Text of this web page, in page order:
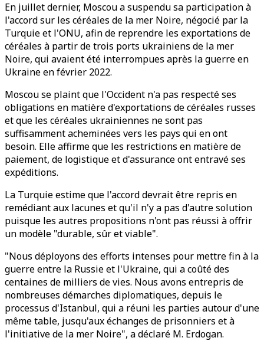
En juillet dernier, Moscou a suspendu sa participation à
l'accord sur les céréales de la mer Noire, négocié par la
Turquie et l'ONU, afin de reprendre les exportations de
céréales à partir de trois ports ukrainiens de la mer
Noire, qui avaient été interrompues après la guerre en
Ukraine en février 2022.
Moscou se plaint que l'Occident n'a pas respecté ses
obligations en matière d'exportations de céréales russes
et que les céréales ukrainiennes ne sont pas
suffisamment acheminées vers les pays qui en ont
besoin. Elle affirme que les restrictions en matière de
paiement, de logistique et d'assurance ont entravé ses
expéditions.
La Turquie estime que l'accord devrait être repris en
remédiant aux lacunes et qu'il n'y a pas d'autre solution
puisque les autres propositions n'ont pas réussi à offrir
un modèle "durable, sûr et viable".
"Nous déployons des efforts intenses pour mettre fin à la
guerre entre la Russie et l'Ukraine, qui a coûté des
centaines de milliers de vies. Nous avons entrepris de
nombreuses démarches diplomatiques, depuis le
processus d'Istanbul, qui a réuni les parties autour d'une
même table, jusqu'aux échanges de prisonniers et à
l'initiative de la mer Noire", a déclaré M. Erdogan.